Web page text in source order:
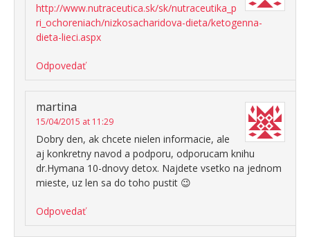
http://www.nutraceutica.sk/sk/nutraceutika_p
ri_ochoreniach/nizkosacharidova-dieta/ketogenna-
dieta-lieci.aspx
Odpovedať
martina
15/04/2015 at 11:29
Dobry den, ak chcete nielen informacie, ale
aj konkretny navod a podporu, odporucam knihu
dr.Hymana 10-dnovy detox. Najdete vsetko na jednom
mieste, uz len sa do toho pustit 😉
Odpovedať